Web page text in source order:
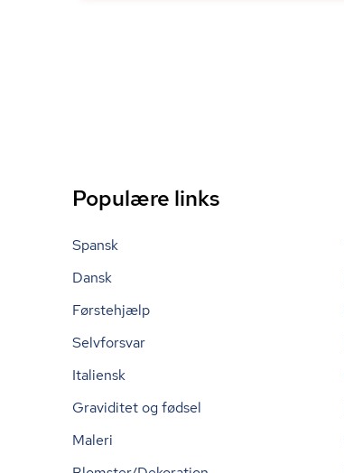
Populære links
Spansk
Dansk
Førstehjælp
Selvforsvar
Italiensk
Graviditet og fødsel
Maleri